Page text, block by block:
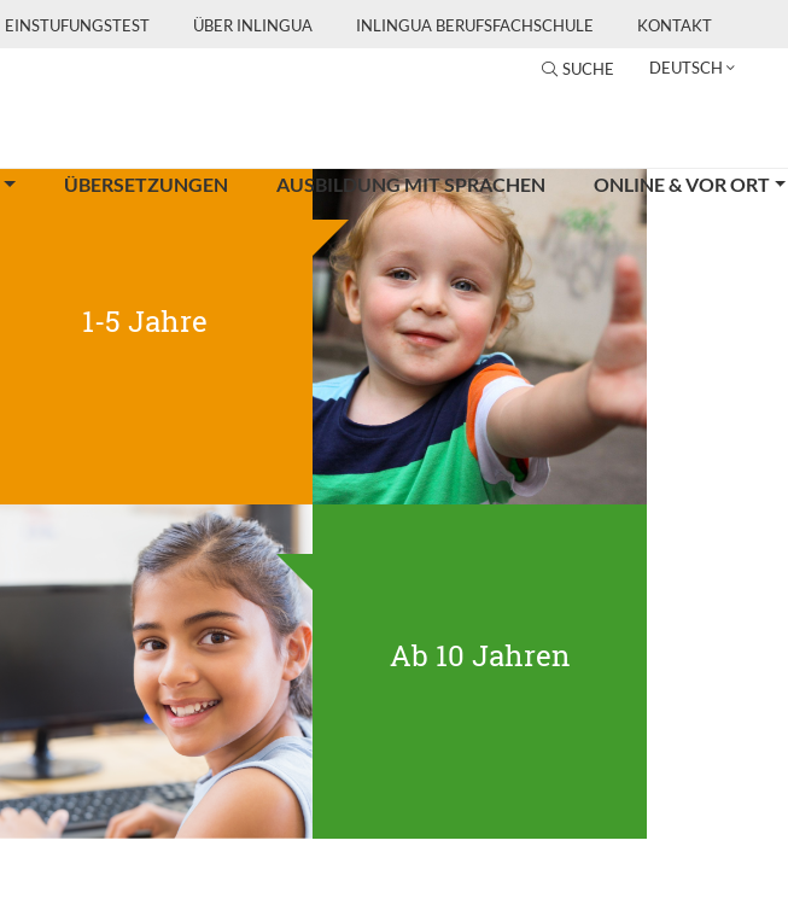
EINSTUFUNGSTEST ÜBER INLINGUA INLINGUA BERUFSFACHSCHULE KONTAKT
SUCHE DEUTSCH
ÜBERSETZUNGEN AUSBILDUNG MIT SPRACHEN ONLINE & VOR ORT
1-5 Jahre
Ab 10 Jahren